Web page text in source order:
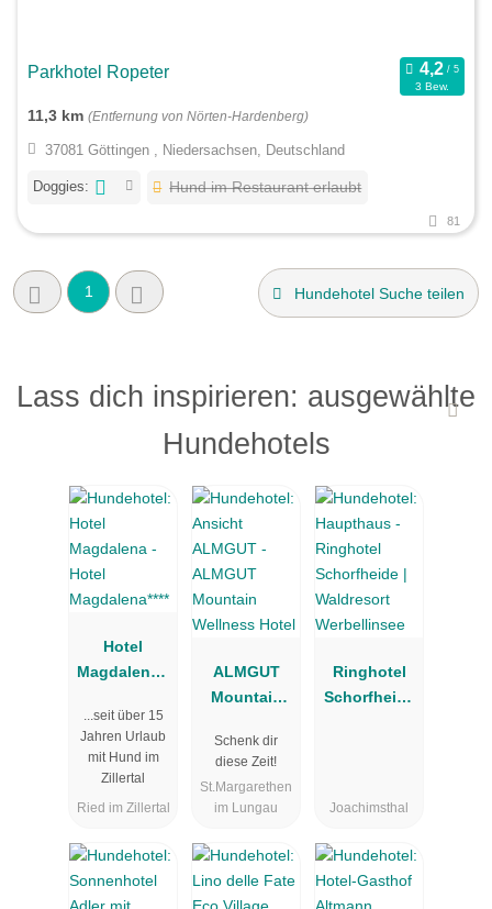
Parkhotel Ropeter
3 Bew.
11,3 km (Entfernung von Nörten-Hardenberg)
37081 Göttingen , Niedersachsen, Deutschland
Doggies: Hund im Restaurant erlaubt
81
1 Hundehotel Suche teilen
Lass dich inspirieren: ausgewählte
Hundehotels
Hotel
Magdalena**
...seit über 15
Jahren Urlaub
mit Hund im
Zillertal
Ried im Zillertal
ALMGUT
Mountain
Hotel
Schenk dir
diese Zeit!
St.Margarethen
im Lungau
Ringhotel
Schorfheide
Joachimsthal